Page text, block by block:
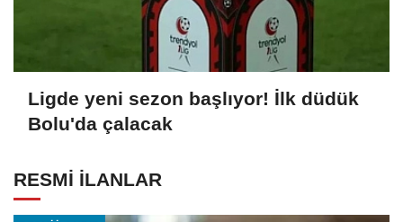
Ligde yeni sezon başlıyor! İlk düdük
Bolu'da çalacak
RESMİ İLANLAR